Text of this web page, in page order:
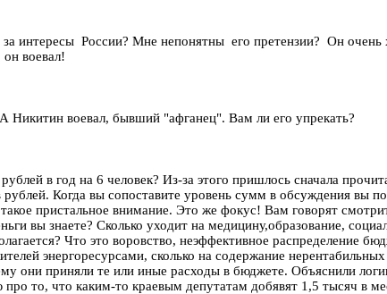
интересы России? Мне непонятны его претензии? Он очень
воевал!
Никитин воевал, бывший "афганец". Вам ли его упрекать?
в год на 6 человек? Из-за этого пришлось сначала
Когда вы сопоставите уровень сумм в обсуждения вы
пристальное внимание. Это же фокус! Вам говорят
вы знаете? Сколько уходит на медицину,образование,
Что это воровство, неэффективное распределение
энергоресурсами, сколько на содержание
они приняли те или иные расходы в бюджете. Объяснили
то, что каким-то краевым депутатам добявят 1,5 тысяч в